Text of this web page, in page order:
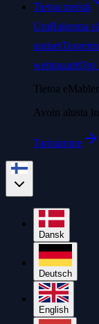
Tietoa meistä
UraRakenna
uutiset
webinaaritOpi
Tietoa
Avoin alusta
Tarinamme
Dansk
Deutsch
English